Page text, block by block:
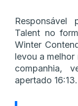
Responsável
Talent no
Winter
levou a
companhia,
apertado 16:13.